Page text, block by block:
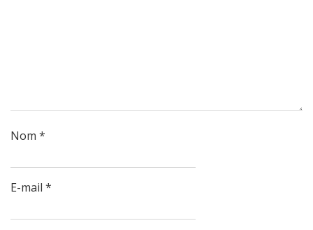
Nom *
E-mail *